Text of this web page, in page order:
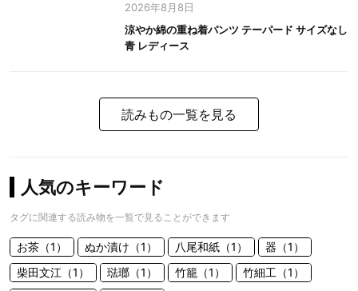
2026年8月8日
涼やか綿の重ね着パンツ テーパード サイズなし
青 レディース
読みもの一覧を見る
人気のキーワード
タグに関連する読み物を一覧で見ることができます
お茶（1） ぬか漬け（1） 八尾和紙（1）
器（1）
柴田文江（1）
琺瑯（1） 竹籠（1） 竹細工（1）